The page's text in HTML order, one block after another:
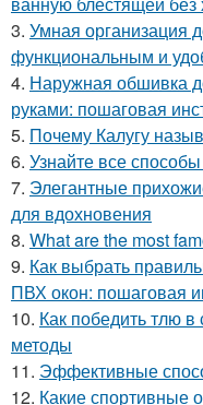
3. Умная организация
функциональным и
4. Наружная обшивка
руками: пошаговая
5. Почему Калугу
6. Узнайте все
7. Элегантные
для вдохновения
8. What are the most
9. Как выбрать
ПВХ окон: пошаговая
10. Как победить тлю
методы
11. Эффективные
12. Какие спортивные